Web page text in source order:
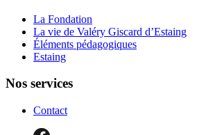
La Fondation
La vie de Valéry Giscard d’Estaing
Éléments pédagogiques
Estaing
Nos services
Contact